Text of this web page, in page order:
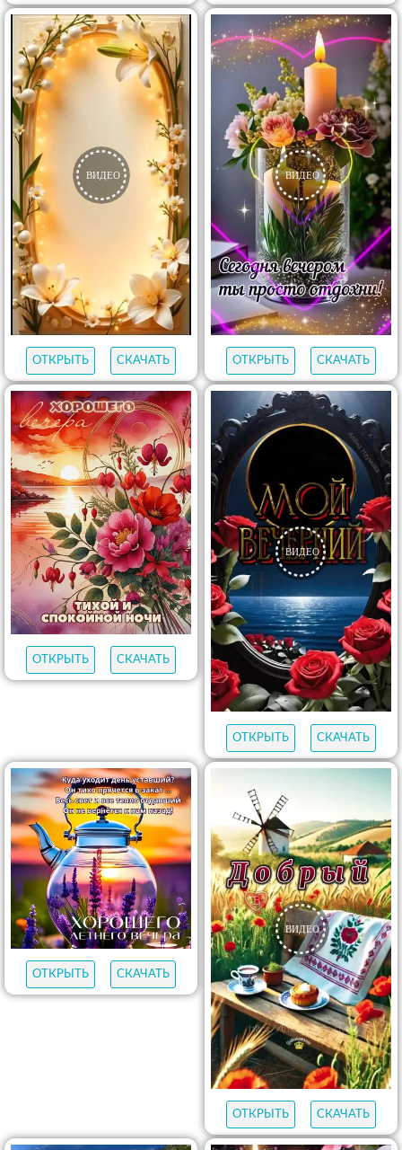
ОТКРЫТЬ СКАЧАТЬ ОТКРЫТЬ СКАЧАТЬ
ОТКРЫТЬ СКАЧАТЬ
ОТКРЫТЬ СКАЧАТЬ
ОТКРЫТЬ СКАЧАТЬ
ОТКРЫТЬ СКАЧАТЬ